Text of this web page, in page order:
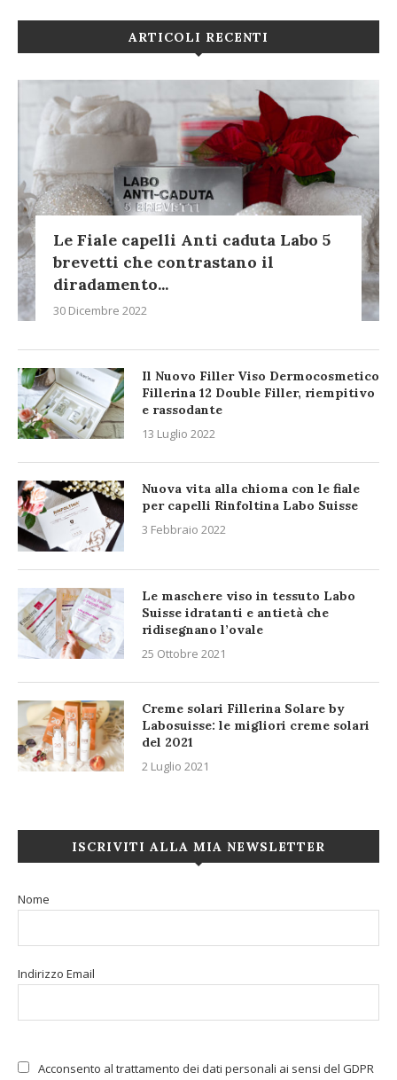
ARTICOLI RECENTI
Le Fiale capelli Anti caduta Labo 5
brevetti che contrastano il
diradamento...
30 Dicembre 2022
Il Nuovo Filler Viso Dermocosmetico
Fillerina 12 Double Filler, riempitivo
e rassodante
13 Luglio 2022
Nuova vita alla chioma con le fiale
per capelli Rinfoltina Labo Suisse
3 Febbraio 2022
Le maschere viso in tessuto Labo
Suisse idratanti e antietà che
ridisegnano l’ovale
25 Ottobre 2021
Creme solari Fillerina Solare by
Labosuisse: le migliori creme solari
del 2021
2 Luglio 2021
ISCRIVITI ALLA MIA NEWSLETTER
Nome
Indirizzo Email
Acconsento al trattamento dei dati personali ai sensi del GDPR